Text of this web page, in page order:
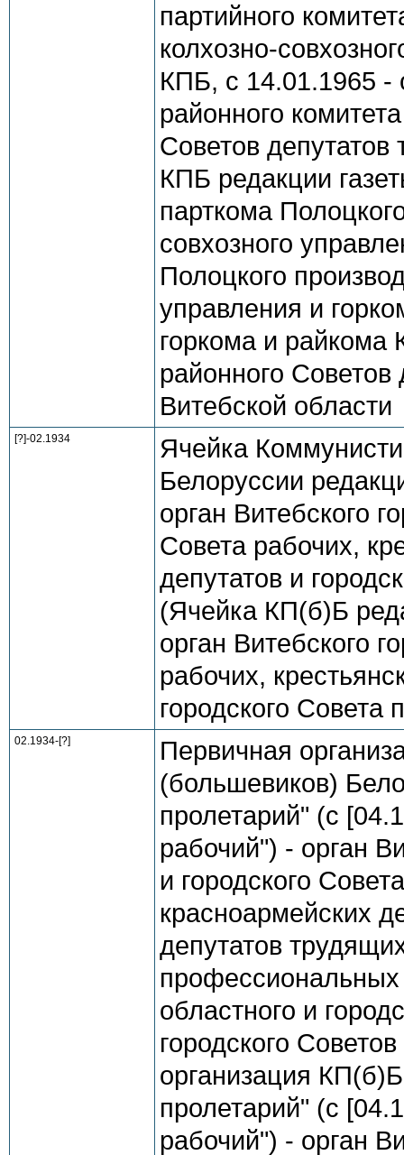
партийного
колхозно-
КПБ, с 14.01.1965 -
районного
Советов
КПБ редакции
парткома
совхозного
Полоцкого
управления и
горкома и райкома
районного Советов
Витебской области
[?]-02.1934
Ячейка
Белоруссии
орган Витебского
Совета рабочих,
депутатов и
(Ячейка КП(б)Б
орган Витебского
рабочих,
городского
02.1934-[?]
Первичная
(большевиков)
пролетарий" (с
рабочий") - орган
и городского
красноармейских
депутатов
профессиональных
областного и
городского
организация
пролетарий" (с
рабочий") - орган